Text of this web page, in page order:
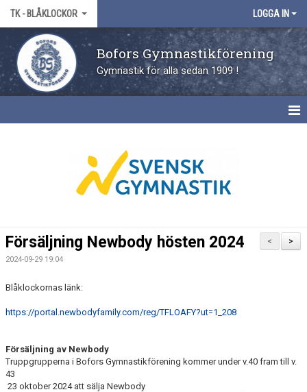
TK - BLÅKLOCKOR LOGGA IN
Bofors Gymnastikförening
Gymnastik för alla sedan 1909 !
>
<
Försäljning Newbody hösten 2024
2024-09-29 19:04
Blåklockornas länk:
https://portal.newbodyfamily.com/reg/TFLOAFY?ut=1_208
Försäljning av Newbody
Truppgrupperna i Bofors Gymnastikförening kommer under v.40 fram till v.
43
23 oktober 2024 att sälja Newbody